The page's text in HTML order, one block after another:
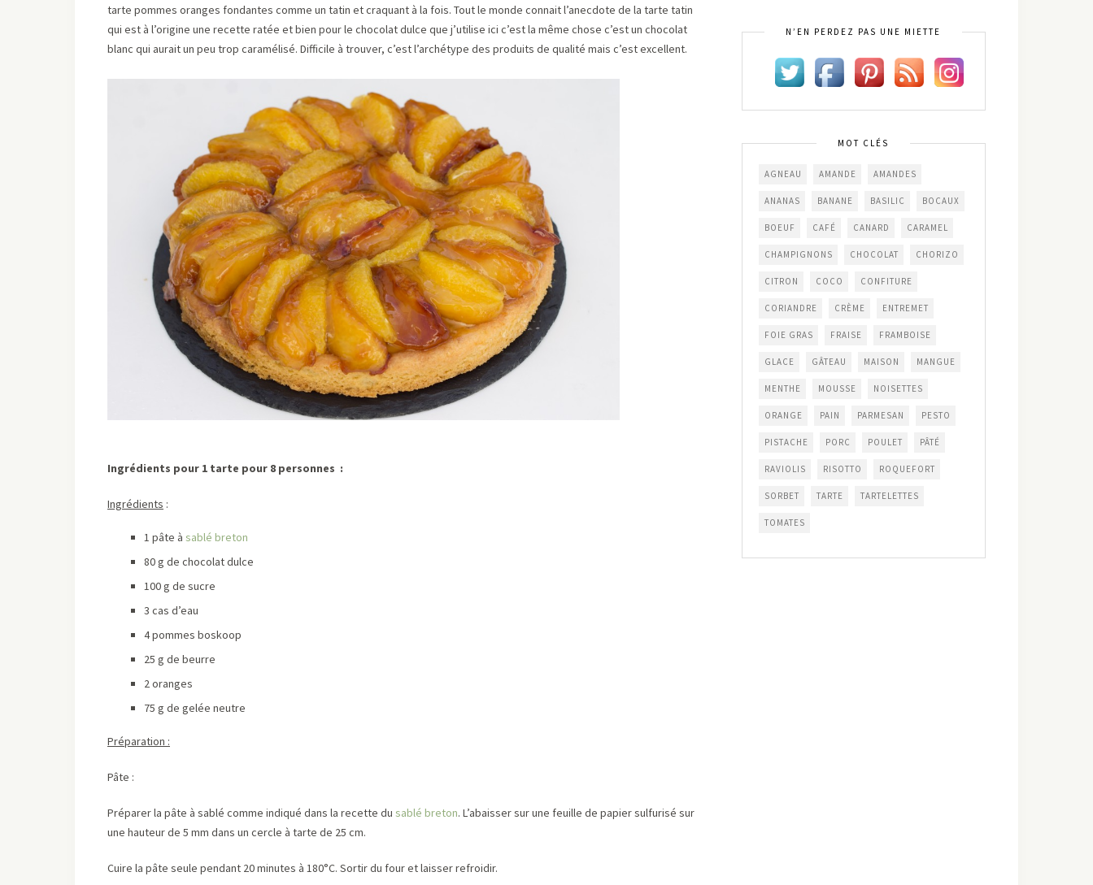
tarte pommes oranges fondantes comme un tatin et craquant à la fois. Tout le monde connait l’anecdote de la tarte tatin
qui est à l’origine une recette ratée et bien pour le chocolat dulce que j’utilise ici c’est la même chose c’est un chocolat
blanc qui aurait un peu trop caramélisé. Difficile à trouver, c’est l’archétype des produits de qualité mais c’est excellent.
Ingrédients pour 1 tarte pour 8 personnes :
Ingrédients :
1 pâte à sablé breton
80 g de chocolat dulce
100 g de sucre
3 cas d’eau
4 pommes boskoop
25 g de beurre
2 oranges
75 g de gelée neutre
Préparation :
Pâte :
Préparer la pâte à sablé comme indiqué dans la recette du sablé breton. L’abaisser sur une feuille de papier sulfurisé sur
une hauteur de 5 mm dans un cercle à tarte de 25 cm.
Cuire la pâte seule pendant 20 minutes à 180°C. Sortir du four et laisser refroidir.
N’EN PERDEZ PAS UNE MIETTE
MOT CLÉS
AGNEAU AMANDE AMANDES
ANANAS BANANE BASILIC BOCAUX
BOEUF CAFÉ CANARD CARAMEL
CHAMPIGNONS CHOCOLAT CHORIZO
CITRON COCO CONFITURE
CORIANDRE CRÈME ENTREMET
FOIE GRAS FRAISE FRAMBOISE
GLACE GÂTEAU MAISON MANGUE
MENTHE MOUSSE NOISETTES
ORANGE PAIN PARMESAN PESTO
PISTACHE PORC POULET PÂTÉ
RAVIOLIS RISOTTO ROQUEFORT
SORBET TARTE TARTELETTES
TOMATES